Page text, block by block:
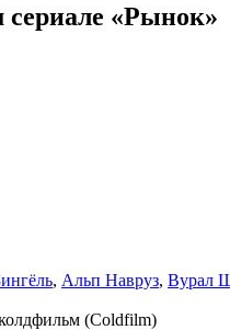
сериале «Рынок»
, Альп Навруз, Вурал
(Coldfilm)